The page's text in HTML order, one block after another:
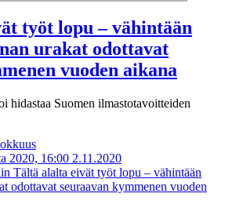
työt lopu – vähintään
urakat odottavat
vuoden aikana
hidastaa Suomen ilmastotavoitteiden
2020, 16:00 2.11.2020
Tältä alalta eivät työt lopu – vähintään
odottavat seuraavan kymmenen vuoden